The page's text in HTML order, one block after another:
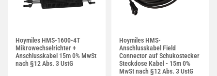
Hoymiles HMS-1600-4T
Mikrowechselrichter +
Anschlusskabel 15m 0% MwSt
nach §12 Abs. 3 UstG
Hoymiles HMS-
Anschlusskabel Field
Connector auf Schukostecker
Steckdose Kabel - 15m 0%
MwSt nach §12 Abs. 3 UstG